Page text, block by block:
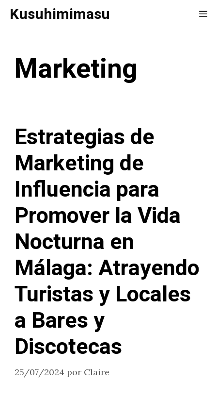
SaltarKusuhimimasu
Marketing
Estrategias de
Marketing de
Influencia para
Promover la Vida
Nocturna en
Málaga: Atrayendo
Turistas y Locales
a Bares y
Discotecas
25/07/2024 por Claire